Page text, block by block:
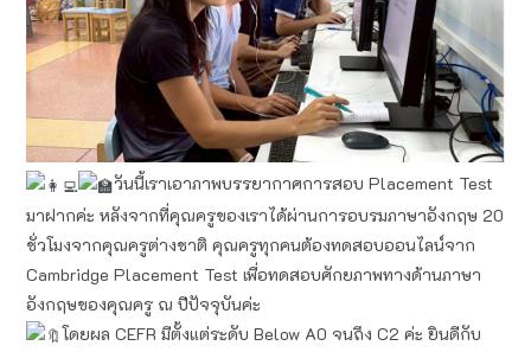
วันนี้เราเอาภาพบรรยากาศการสอบ Placement Test
มาฝากค่ะ หลังจากที่คุณครูของเราได้ผ่านการอบรมภาษาอังกฤษ 20
ชั่วโมงจากคุณครูต่างชาติ คุณครูทุกคนต้องทดสอบออนไลน์จาก
Cambridge Placement Test เพื่อทดสอบศักยภาพทางด้านภาษา
อังกฤษของคุณครู ณ ปีปัจจุบันค่ะ
โดยผล CEFR มีตั้งแต่ระดับ Below A0 จนถึง C2 ค่ะ ยินดีกับ